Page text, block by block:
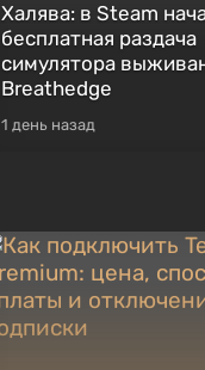
Халява: в Steam
бесплатная раздача
симулятора
Breathedge
1 день назад